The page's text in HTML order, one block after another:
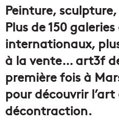
Peinture,
Plus de 150
internationaux,
à la vente… art3f
première fois à
pour découvrir
décontraction.